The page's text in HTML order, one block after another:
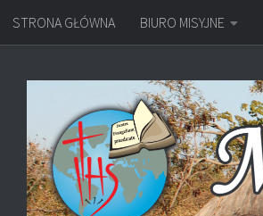
Przejdź do treści
STRONA GŁÓWNA BIURO MISYJNE